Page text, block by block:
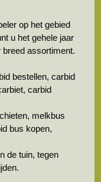
op het gebied
u het gehele jaar
assortiment.
bestellen, carbid
carbid
melkbus
bus kopen,
de tuin, tegen